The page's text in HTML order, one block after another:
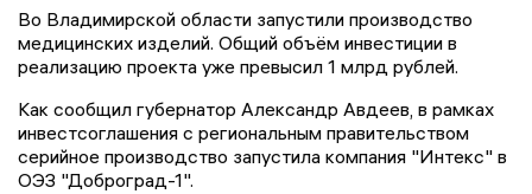
Во Владимирской области запустили производство
медицинских изделий. Общий объём инвестиции в
реализацию проекта уже превысил 1 млрд рублей.
Как сообщил губернатор Александр Авдеев, в рамках
инвестсоглашения с региональным правительством
серийное производство запустила компания "Интекс" в
ОЭЗ "Доброград-1".